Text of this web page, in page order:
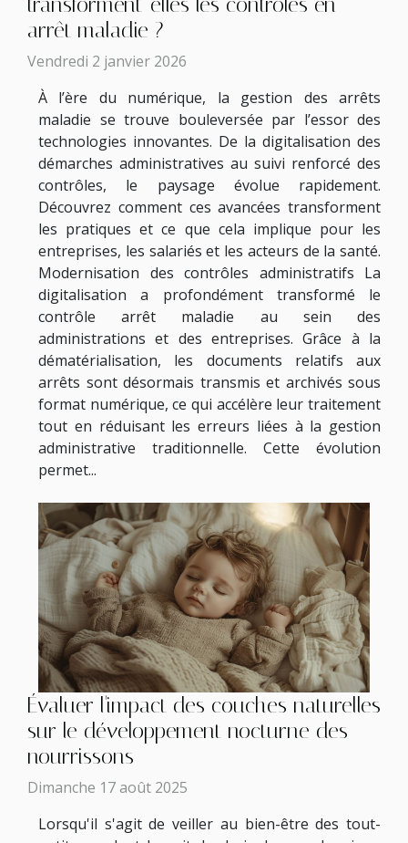
arrêt maladie ?
Vendredi 2 janvier 2026
À l’ère du numérique, la gestion des arrêts
maladie se trouve bouleversée par l’essor des
technologies innovantes. De la digitalisation des
démarches administratives au suivi renforcé des
contrôles, le paysage évolue rapidement.
Découvrez comment ces avancées transforment
les pratiques et ce que cela implique pour les
entreprises, les salariés et les acteurs de la santé.
Modernisation des contrôles administratifs La
digitalisation a profondément transformé le
contrôle arrêt maladie au sein des
administrations et des entreprises. Grâce à la
dématérialisation, les documents relatifs aux
arrêts sont désormais transmis et archivés sous
format numérique, ce qui accélère leur traitement
tout en réduisant les erreurs liées à la gestion
administrative traditionnelle. Cette évolution
permet...
Évaluer l'impact des couches naturelles
sur le développement nocturne des
nourrissons
Dimanche 17 août 2025
Lorsqu'il s'agit de veiller au bien-être des tout-